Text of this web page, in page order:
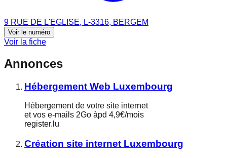
9 RUE DE L'EGLISE, L-3316, BERGEM
Voir le numéro
Voir la fiche
Annonces
Hébergement Web Luxembourg
Hébergement de votre site internet
et vos e-mails 2Go àpd 4,9€/mois
register.lu
Création site internet Luxembourg